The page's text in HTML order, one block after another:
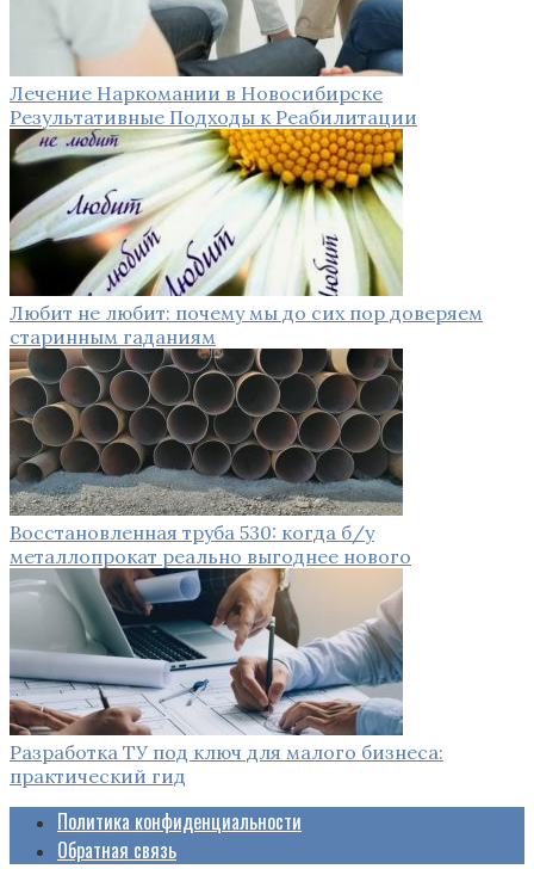
Лечение Наркомании в Новосибирске
Результативные Подходы к Реабилитации
Любит не любит: почему мы до сих пор доверяем
старинным гаданиям
Восстановленная труба 530: когда б/у
металлопрокат реально выгоднее нового
Разработка ТУ под ключ для малого бизнеса:
практический гид
Политика конфиденциальности
Обратная связь